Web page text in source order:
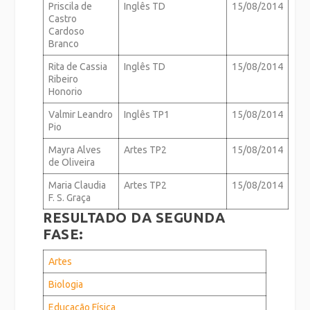
Priscila de
Castro
Cardoso
Branco
Inglês TD 15/08/2014
Rita de Cassia
Ribeiro
Honorio
Inglês TD 15/08/2014
Valmir Leandro
Pio
Inglês TP1 15/08/2014
Mayra Alves
de Oliveira
Artes TP2 15/08/2014
Maria Claudia
F. S. Graça
Artes TP2 15/08/2014
RESULTADO DA SEGUNDA
FASE:
Artes
Biologia
Educação Física